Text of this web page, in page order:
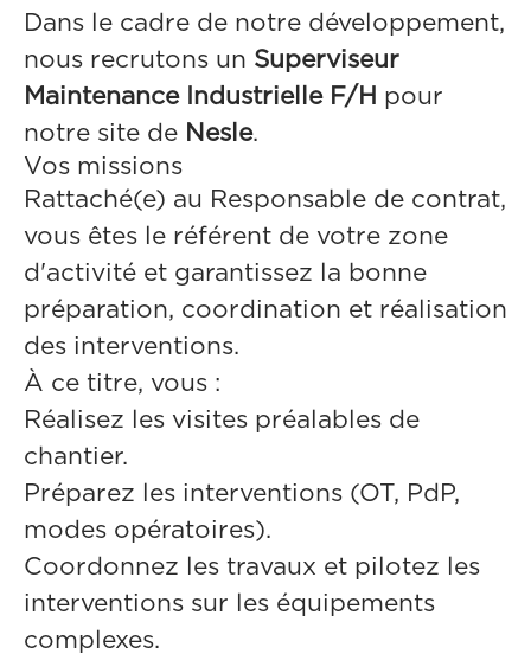
Dans le cadre de notre développement,
nous recrutons un Superviseur
Maintenance Industrielle F/H pour
notre site de Nesle.
Vos missions
Rattaché(e) au Responsable de contrat,
vous êtes le référent de votre zone
d'activité et garantissez la bonne
préparation, coordination et réalisation
des interventions.
À ce titre, vous :
Réalisez les visites préalables de
chantier.
Préparez les interventions (OT, PdP,
modes opératoires).
Coordonnez les travaux et pilotez les
interventions sur les équipements
complexes.